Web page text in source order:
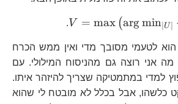
V = max (argmin∣ U
.
הוא לטעמי מסובך מדי ואין ממש הכרח
אני רוצה גם מהניסוח המילולי. עם
למדי במתמטיקה שצריך להיזהר איתו.
כלשהו, אבל בכלל לא מובטח לי שהוא